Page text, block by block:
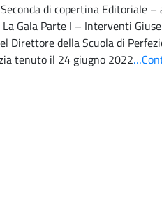
di copertina Editoriale –
La Gala Parte I – Interventi
Direttore della Scuola di
tenuto il 24 giugno 2022